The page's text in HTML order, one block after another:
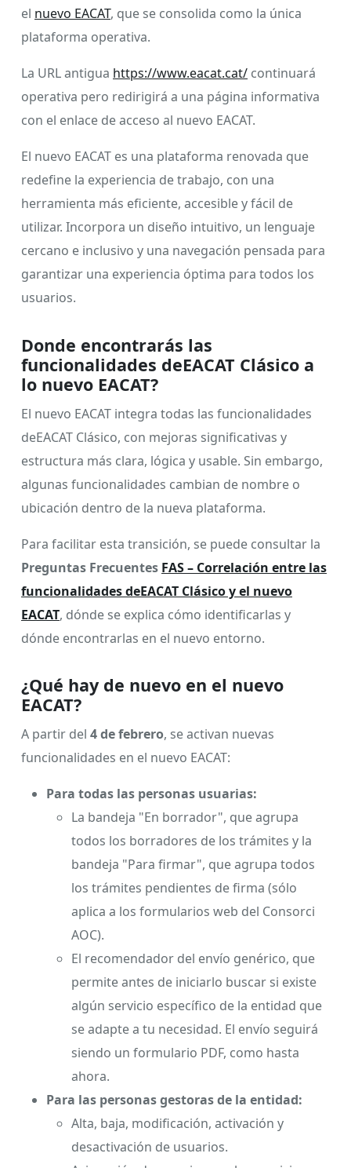
el nuevo EACAT, que se consolida como la única
plataforma operativa.
La URL antigua https://www.eacat.cat/ continuará
operativa pero redirigirá a una página informativa
con el enlace de acceso al nuevo EACAT.
El nuevo EACAT es una plataforma renovada que
redefine la experiencia de trabajo, con una
herramienta más eficiente, accesible y fácil de
utilizar. Incorpora un diseño intuitivo, un lenguaje
cercano e inclusivo y una navegación pensada para
garantizar una experiencia óptima para todos los
usuarios.
Donde encontrarás las
funcionalidades deEACAT Clásico a
lo nuevo EACAT?
El nuevo EACAT integra todas las funcionalidades
deEACAT Clásico, con mejoras significativas y
estructura más clara, lógica y usable. Sin embargo,
algunas funcionalidades cambian de nombre o
ubicación dentro de la nueva plataforma.
Para facilitar esta transición, se puede consultar la
Preguntas Frecuentes FAS – Correlación entre las
funcionalidades deEACAT Clásico y el nuevo
EACAT, dónde se explica cómo identificarlas y
dónde encontrarlas en el nuevo entorno.
¿Qué hay de nuevo en el nuevo
EACAT?
A partir del 4 de febrero, se activan nuevas
funcionalidades en el nuevo EACAT:
Para todas las personas usuarias:
La bandeja "En borrador", que agrupa
todos los borradores de los trámites y la
bandeja "Para firmar", que agrupa todos
los trámites pendientes de firma (sólo
aplica a los formularios web del Consorci
AOC).
El recomendador del envío genérico, que
permite antes de iniciarlo buscar si existe
algún servicio específico de la entidad que
se adapte a tu necesidad. El envío seguirá
siendo un formulario PDF, como hasta
ahora.
Para las personas gestoras de la entidad:
Alta, baja, modificación, activación y
desactivación de usuarios.